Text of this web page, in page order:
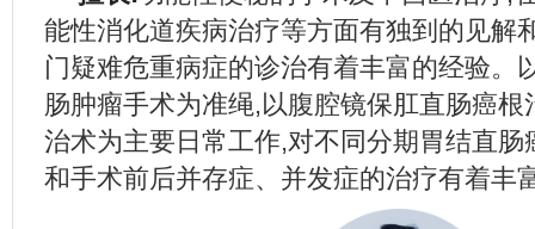
能性消化道疾病治疗等方面有独到的见解
门疑难危重病症的诊治有着丰富的经验。
肠肿瘤手术为准绳,以腹腔镜保肛直肠癌
治术为主要日常工作,对不同分期胃结直肠
和手术前后并存症、并发症的治疗有着丰